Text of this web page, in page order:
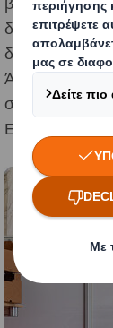
διαχρονικά την
διατηρεί
Άμμου από το
συσκευασίας
Ελλάδα.